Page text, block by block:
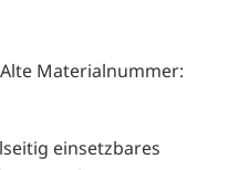
Materialnummer:
einsetzbares